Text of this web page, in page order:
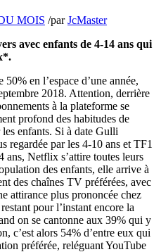
MOIS /parJcMaster
avec enfants de 4-14 ans qui
en l’espace d’une année,
2018. Attention, derrière
à la plateforme se
profond des habitudes de
enfants. Si à date Gulli
regardée par les 4-10 ans et TF1
ans, Netflix s’attire toutes leurs
des enfants, elle arrive à
des chaînes TV préférées, avec
attirance plus prononcée chez
pour l’instant encore la
on se cantonne aux 39% qui y
c’est alors 54% d’entre eux qui
préférée, reléguant YouTube